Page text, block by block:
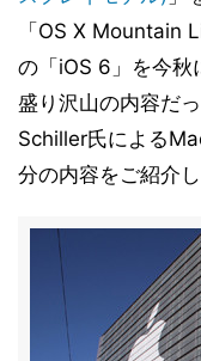
「OS X Mountain
の「iOS 6」を今秋
盛り沢山の内容だ
Schiller氏による
分の内容をご紹介し